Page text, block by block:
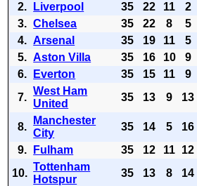
2.
Liverpool 35 22 11 2
3. Chelsea 35 22 8 5
4. Arsenal 35 19 11 5
5. Aston Villa 35 16 10 9
6.
Everton 35 15 11 9
7.
West Ham
United
35 13 9 13
8.
Manchester
City
35 14 5 16
9.
Fulham 35 12 11 12
10.
Tottenham
Hotspur
35 13 8 14